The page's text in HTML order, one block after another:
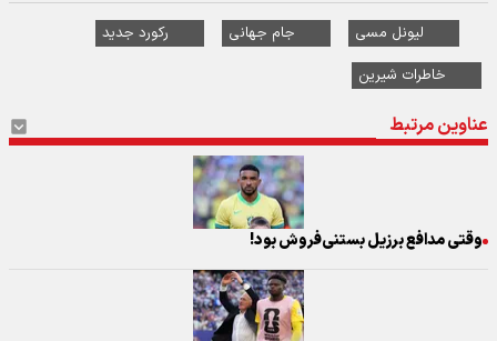
لیونل مسی جام جهانی
رکورد جدید
خاطرات شیرین
عناوین مرتبط
وقتی مدافع برزیل بستنی‌فروش بود!